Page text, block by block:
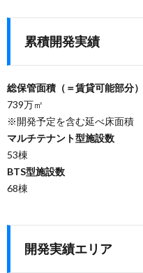
累積開発実績
総保管面積（＝賃貸可能部分）
739万㎡
※開発予定を含む延べ床面積
マルチテナント型施設数
53棟
BTS型施設数
68棟
開発実績エリア